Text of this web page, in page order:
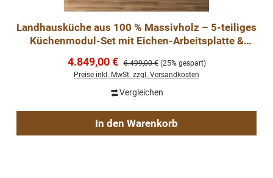
Landhausküche aus 100 % Massivholz – 5-teiliges
Küchenmodul-Set mit Eichen-Arbeitsplatte &
Verkaufspreis:
4.849,00 € Regulärer Preis:
6.499,00 € (25% gespart)
Preise inkl. MwSt. zzgl. Versandkosten
Vergleichen
In den Warenkorb